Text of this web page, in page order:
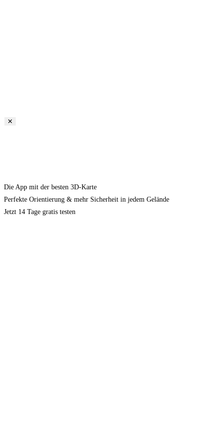
✕
Die App mit der besten 3D-Karte
Perfekte Orientierung & mehr Sicherheit in jedem Gelände
Jetzt 14 Tage gratis testen